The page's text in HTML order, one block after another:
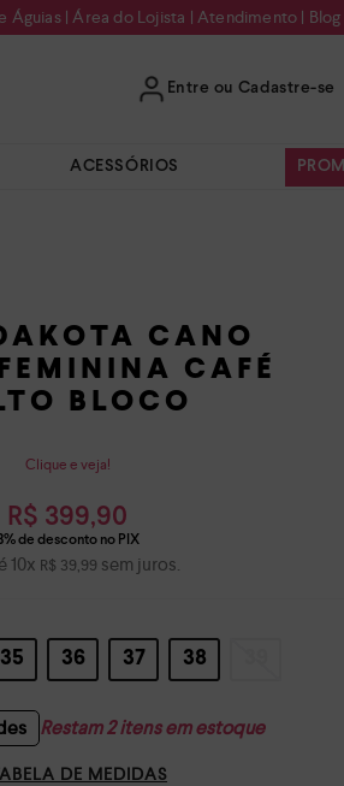
Águias|Área do Lojista | Atendimento | Blog
Entre ou Cadastre-se
ACESSÓRIOS
CANO
CAFÉ
BLOCO
Clique e veja!
R$ 399,90
10x R$ 39,99 sem juros.
35 36 37 38
Restam 2 itens em estoque
DE MEDIDAS